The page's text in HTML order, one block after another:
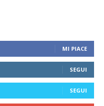
MI PIACE
SEGUI
SEGUI